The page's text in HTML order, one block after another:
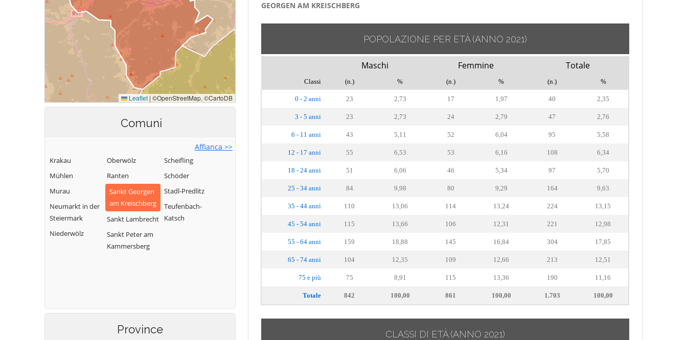
Comuni
Affianca >>
Krakau
Mühlen
Murau
Neumarkt in der
Steiermark
Niederwölz
Oberwölz
Ranten
Sankt Georgen
am Kreischberg
Sankt Lambrecht
Sankt Peter am
Kammersberg
Scheifling
Schöder
Stadl-Predlitz
Teufenbach-
Katsch
Province
GEORGEN AM KREISCHBERG
POPOLAZIONE PER ETÀ(ANNO 2021)
Maschi Femmine Totale
Classi (n.) % (n.) % (n.) %
0 - 2 anni 23 2,73 17 1,97 40 2,35
3 - 5 anni 23 2,73 24 2,79 47 2,76
6 - 11 anni 43 5,11 52 6,04 95 5,58
12 - 17 anni 55 6,53 53 6,16 108 6,34
18 - 24 anni 51 6,06 46 5,34 97 5,70
25 - 34 anni 84 9,98 80 9,29 164 9,63
35 - 44 anni 110 13,06 114 13,24 224 13,15
45 - 54 anni 115 13,66 106 12,31 221 12,98
55 - 64 anni 159 18,88 145 16,84 304 17,85
65 - 74 anni 104 12,35 109 12,66 213 12,51
75 e più 75 8,91 115 13,36 190 11,16
Totale 842 100,00 861 100,00 1.703 100,00
CLASSI DI ETÀ(ANNO 2021)